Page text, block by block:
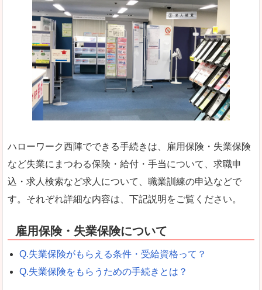
ハローワーク西陣でできる手続きは、雇用保険・失業保険
など失業にまつわる保険・給付・手当について、求職申
込・求人検索など求人について、職業訓練の申込などで
す。それぞれ詳細な内容は、下記説明をご覧ください。
雇用保険・失業保険について
Q.失業保険がもらえる条件・受給資格って？
Q.失業保険をもらうための手続きとは？